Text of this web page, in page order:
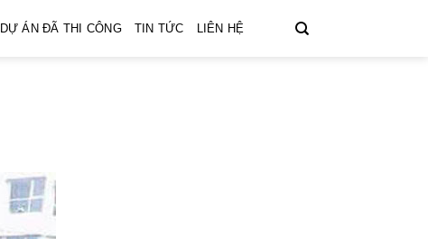
DỰ ÁN ĐÃ THI CÔNG TIN TỨC LIÊN HỆ